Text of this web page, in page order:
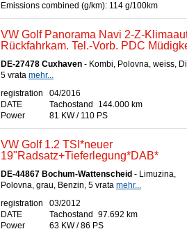
Emissions combined (g/km): 114 g/100km
VW Golf Panorama Navi 2-Z-
Rückfahrkam. Tel.-Vorb. PDC
DE-27478 Cuxhaven - Kombi, Polovna, weiss,
5 vrata mehr...
registration
DATE
04/2016
Tachostand
144.000 km
Power
81 KW / 110 PS
VW Golf 1.2 TSI*neuer
19"Radsatz+Tieferlegung*DAB*
DE-44867 Bochum-Wattenscheid - Limuzina,
Polovna, grau, Benzin, 5 vrata mehr...
registration
DATE
03/2012
Tachostand
97.692 km
Power
63 KW / 86 PS